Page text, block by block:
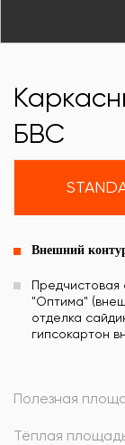
БВС
Внешний
Предчистовая
"Оптима"
отделка
гипсокартон
Полезная
Тёплая